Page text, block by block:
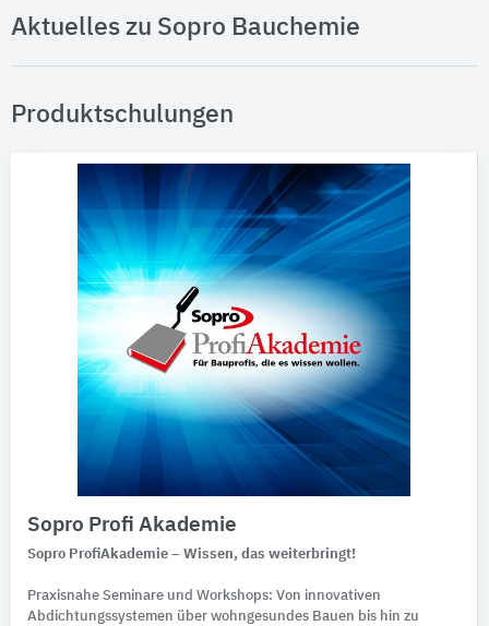
Aktuelles zu Sopro Bauchemie
Produktschulungen
Sopro Profi Akademie
Sopro ProfiAkademie – Wissen, das weiterbringt!
Praxisnahe Seminare und Workshops: Von innovativen
Abdichtungssystemen über wohngesundes Bauen bis hin zu